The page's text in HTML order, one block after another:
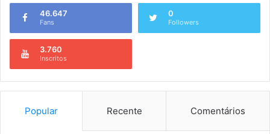
46.647
Fans
0
Followers
3.760
Inscritos
Popular Recente Comentários